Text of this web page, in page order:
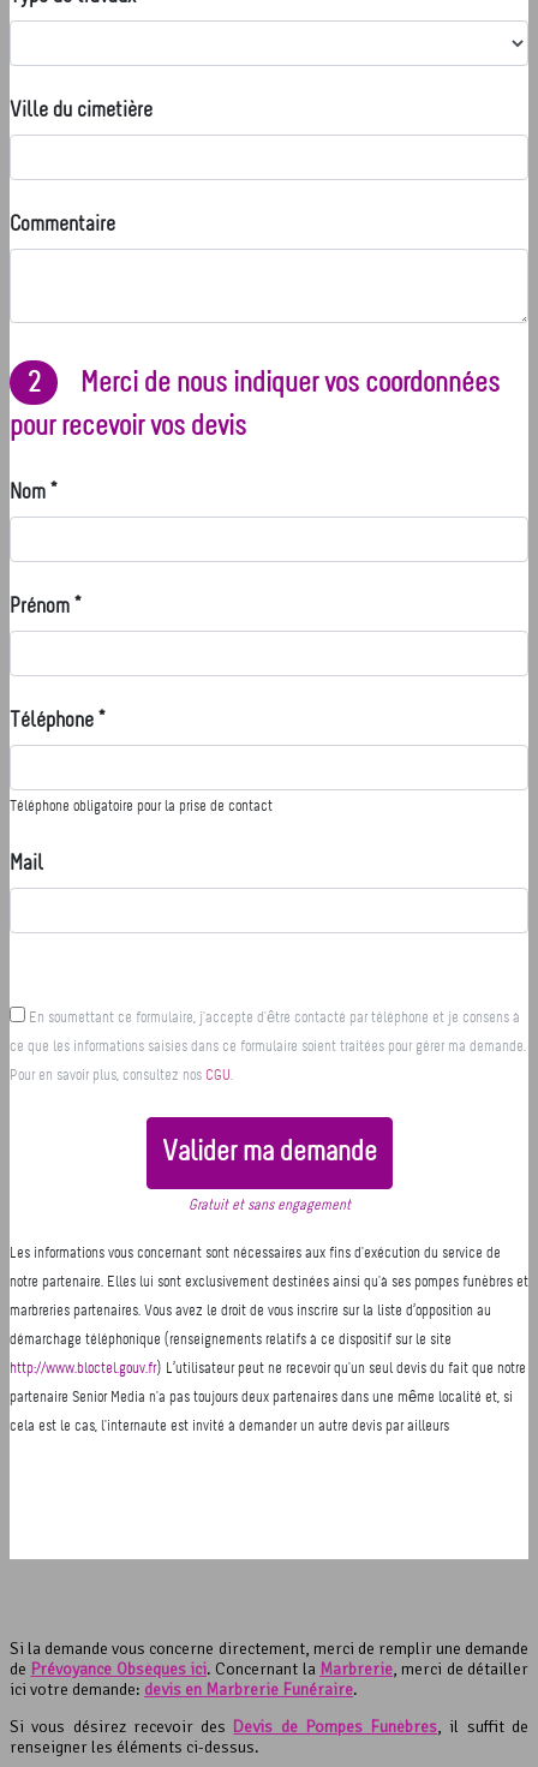
Si la demande vous concerne directement, merci de remplir une demande
de Prévoyance Obsèques ici. Concernant la Marbrerie, merci de détailler
ici votre demande: devis en Marbrerie Funéraire.
Si vous désirez recevoir des Devis de Pompes Funèbres, il suffit de
renseigner les éléments ci-dessus.